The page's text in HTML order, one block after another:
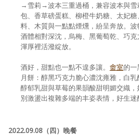
→雪莉→波本三重過桶，兼容波本與雪
包、香草磅蛋糕、柳橙牛奶糖、太妃
料、木質與一點點煙燻，紛呈奔放。
酒體相對深沈，烏梅、黑葡萄乾、巧
渾厚裡活潑綻放。
酒好，甜點也一點不遑多讓。 畬室的
月餅：醇黑巧克力脆心濃沈雍雅，白
醇郁乳甜與草莓的果韻酸甜明媚交織
別激盪出複雜多端的丰姿表情，好生迷
2022.09.08（四）晚餐